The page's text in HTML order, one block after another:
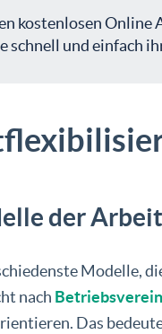
kostenlosen
schnell und einfach
der
Modelle,
nach
Das